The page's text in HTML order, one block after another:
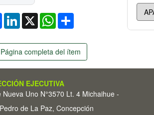
FacebookLinkedIn
X WhatsApp
Página completa del ítem
EJECUTIVA
Nueva Uno N°3570 Lt. 4 Michaihue -
de La Paz, Concepción